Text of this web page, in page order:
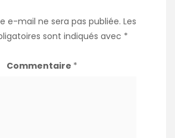
e-mail ne sera pas publiée. Les
sont indiqués avec *
Commentaire *